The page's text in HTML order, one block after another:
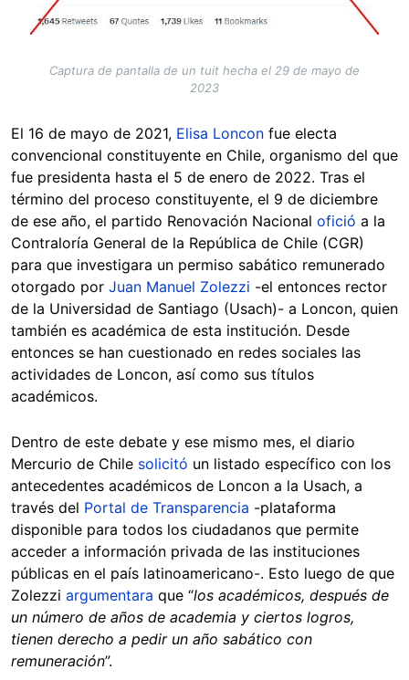
Captura de pantalla de un tuit hecha el 29 de mayo de
2023
El 16 de mayo de 2021, Elisa Loncon fue electa
convencional constituyente en Chile, organismo del que
fue presidenta hasta el 5 de enero de 2022. Tras el
término del proceso constituyente, el 9 de diciembre
de ese año, el partido Renovación Nacional ofició a la
Contraloría General de la República de Chile (CGR)
para que investigara un permiso sabático remunerado
otorgado por Juan Manuel Zolezzi -el entonces rector
de la Universidad de Santiago (Usach)- a Loncon, quien
también es académica de esta institución. Desde
entonces se han cuestionado en redes sociales las
actividades de Loncon, así como sus títulos
académicos.
Dentro de este debate y ese mismo mes, el diario
Mercurio de Chile solicitó un listado específico con los
antecedentes académicos de Loncon a la Usach, a
través del Portal de Transparencia -plataforma
disponible para todos los ciudadanos que permite
acceder a información privada de las instituciones
públicas en el país latinoamericano-. Esto luego de que
Zolezzi argumentara que “los académicos, después de
un número de años de academia y ciertos logros,
tienen derecho a pedir un año sabático con
remuneración”.